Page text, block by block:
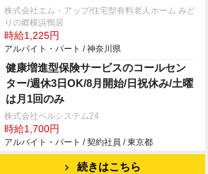
株式会社エム・アップ/住宅型有料老人ホーム みど
りの郷横浜鴨居
時給1,225円
アルバイト・パート / 神奈川県
健康増進型保険サービスのコールセン
ター/週休3日OK/8月開始/日祝休み/土曜
は月1回のみ
株式会社ベルシステム24
時給1,700円
アルバイト・パート / 契約社員 / 東京都
続きはこちら